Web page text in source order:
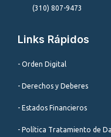
(310) 807-9473
Links Rápidos
- Orden Digital
- Derechos y Deberes
- Estados Financieros
- Política Tratamiento de